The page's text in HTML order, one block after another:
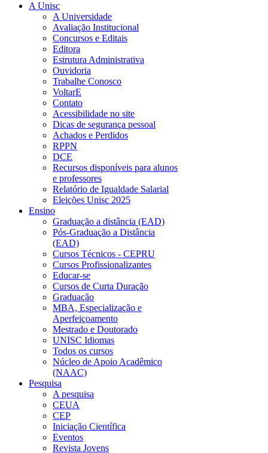
A Unisc
A Universidade
Avaliação Institucional
Concursos e Editais
Editora
Estrutura Administrativa
Ouvidoria
Trabalhe Conosco
VoltarE
Contato
Acessibilidade no site
Dicas de segurança pessoal
Achados e Perdidos
RPPN
DCE
Recursos disponíveis para alunos
e professores
Relatório de Igualdade Salarial
Eleições Unisc 2025
Ensino
Graduação a distância (EAD)
Pós-Graduação a Distância
(EAD)
Cursos Técnicos - CEPRU
Cursos Profissionalizantes
Educar-se
Cursos de Curta Duração
Graduação
MBA, Especialização e
Aperfeiçoamento
Mestrado e Doutorado
UNISC Idiomas
Todos os cursos
Núcleo de Apoio Acadêmico
(NAAC)
Pesquisa
A pesquisa
CEUA
CEP
Iniciação Científica
Eventos
Revista Jovens